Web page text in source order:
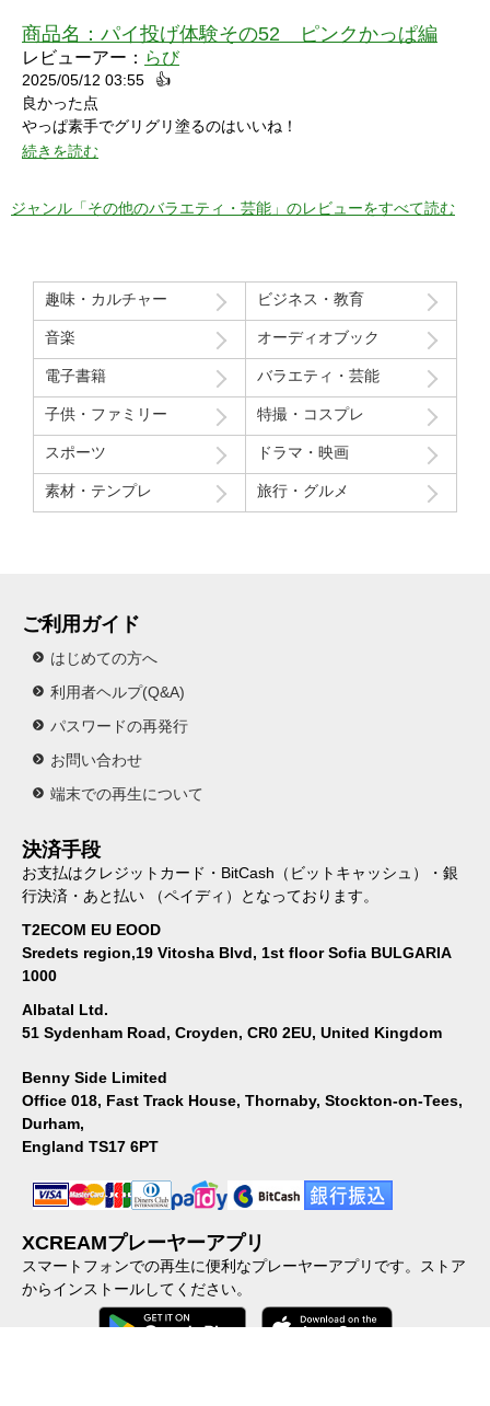
商品名： パイ投げ体験その52 ピンクかっぱ編
レビューアー： らび
2025/05/12 03:55
👍
良かった点
やっぱ素手でグリグリ塗るのはいいね！
特に21分の途中からとてもいい感じ！
う」という趣旨の発言と「パイを食らう事はなんとも無い」とい
う趣旨の２つの部分ちょっと気分下がってしまったw
Route207さんいつも良い作品をありがとうございます！
初レビューですが、よく購入させて貰ってます！
続きを読む
ジャンル「その他のバラエティ・芸能」のレビューをすべて読む
趣味・カルチャー ビジネス・教育
音楽 オーディオブック
電子書籍 バラエティ・芸能
子供・ファミリー 特撮・コスプレ
スポーツ ドラマ・映画
素材・テンプレ 旅行・グルメ
ご利用ガイド
はじめての方へ
利用者ヘルプ(Q&A)
パスワードの再発行
お問い合わせ
端末での再生について
決済手段
お支払はクレジットカード・BitCash（ビットキャッシュ）・銀
行決済・あと払い （ペイディ）となっております。
T2ECOM EU EOOD
Sredets region,19 Vitosha Blvd, 1st floor Sofia BULGARIA
1000
Albatal Ltd.
51 Sydenham Road, Croyden, CR0 2EU, United Kingdom
Benny Side Limited
Office 018, Fast Track House, Thornaby, Stockton-on-Tees,
Durham,
England TS17 6PT
XCREAMプレーヤーアプリ
スマートフォンでの再生に便利なプレーヤーアプリです。ストア
からインストールしてください。